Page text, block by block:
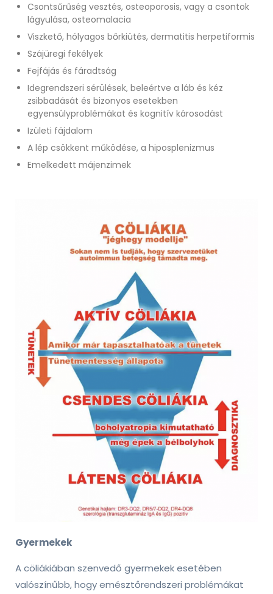
Csontsűrűség vesztés, osteoporosis, vagy a csontok
lágyulása, osteomalacia
Viszkető, hólyagos bőrkiütés, dermatitis herpetiformis
Szájüregi fekélyek
Fejfájás és fáradtság
Idegrendszeri sérülések, beleértve a láb és kéz
zsibbadását és bizonyos esetekben
egyensúlyproblémákat és kognitív károsodást
Izületi fájdalom
A lép csökkent működése, a hiposplenizmus
Emelkedett májenzimek
Gyermekek
A cöliákiában szenvedő gyermekek esetében
valószínűbb, hogy emésztőrendszeri problémákat